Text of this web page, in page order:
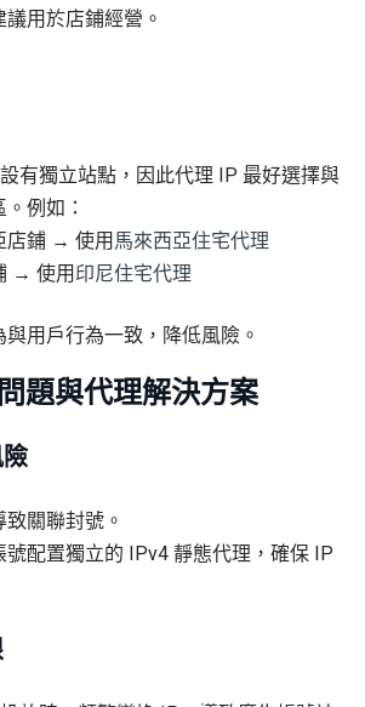
用於店鋪經營。
有獨立站點，因此代理 IP 最好選擇與
例如：
店鋪 → 使用 馬來西亞住宅代理
→ 使用 印尼住宅代理
用戶行為一致，降低風險。
題與代理解決方案
關聯封號。
號配置獨立的 IPv4 靜態代理，確保 IP